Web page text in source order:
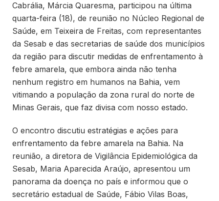
Cabrália, Márcia Quaresma, participou na última
quarta-feira (18), de reunião no Núcleo Regional de
Saúde, em Teixeira de Freitas, com representantes
da Sesab e das secretarias de saúde dos municípios
da região para discutir medidas de enfrentamento à
febre amarela, que embora ainda não tenha
nenhum registro em humanos na Bahia, vem
vitimando a população da zona rural do norte de
Minas Gerais, que faz divisa com nosso estado.
O encontro discutiu estratégias e ações para
enfrentamento da febre amarela na Bahia. Na
reunião, a diretora de Vigilância Epidemiológica da
Sesab, Maria Aparecida Araújo, apresentou um
panorama da doença no país e informou que o
secretário estadual de Saúde, Fábio Vilas Boas,